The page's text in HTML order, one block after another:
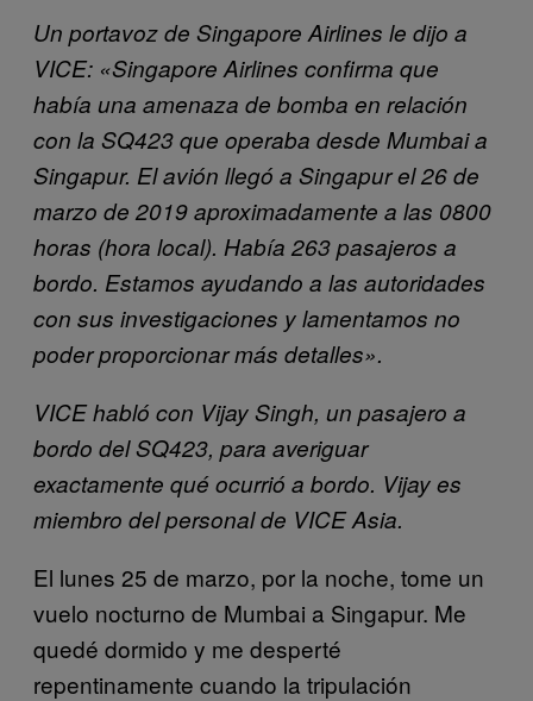
Un portavoz de Singapore Airlines le dijo a
VICE: «Singapore Airlines confirma que
había una amenaza de bomba en relación
con la SQ423 que operaba desde Mumbai a
Singapur. El avión llegó a Singapur el 26 de
marzo de 2019 aproximadamente a las 0800
horas (hora local). Había 263 pasajeros a
bordo. Estamos ayudando a las autoridades
con sus investigaciones y lamentamos no
poder proporcionar más detalles».
VICE habló con Vijay Singh, un pasajero a
bordo del SQ423, para averiguar
exactamente qué ocurrió a bordo. Vijay es
miembro del personal de VICE Asia.
El lunes 25 de marzo, por la noche, tome un
vuelo nocturno de Mumbai a Singapur. Me
quedé dormido y me desperté
repentinamente cuando la tripulación